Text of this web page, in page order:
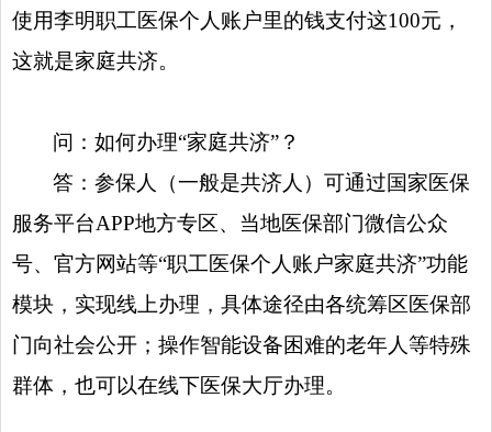
使用李明职工医保个人账户里的钱支付这100元，
这就是家庭共济。
问：如何办理“家庭共济”？
答：参保人（一般是共济人）可通过国家医保
服务平台APP地方专区、当地医保部门微信公众
号、官方网站等“职工医保个人账户家庭共济”功能
模块，实现线上办理，具体途径由各统筹区医保部
门向社会公开；操作智能设备困难的老年人等特殊
群体，也可以在线下医保大厅办理。